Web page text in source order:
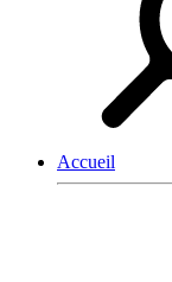
Accueil